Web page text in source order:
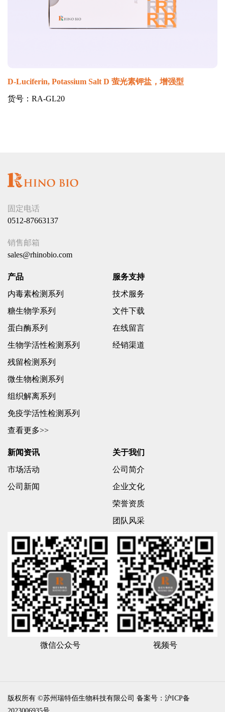
D-Luciferin, Potassium Salt D 萤光素钾盐，增强型
货号：RA-GL20
固定电话
0512-87663137
销售邮箱
sales@rhinobio.com
产品
内毒素检测系列
糖生物学系列
蛋白酶系列
生物学活性检测系列
残留检测系列
微生物检测系列
组织解离系列
免疫学活性检测系列
查看更多>>
服务支持
技术服务
文件下载
在线留言
经销渠道
新闻资讯
市场活动
公司新闻
关于我们
公司简介
企业文化
荣誉资质
团队风采
微信公众号 视频号
版权所有 ©苏州瑞特佰生物科技有限公司 备案号：沪ICP备